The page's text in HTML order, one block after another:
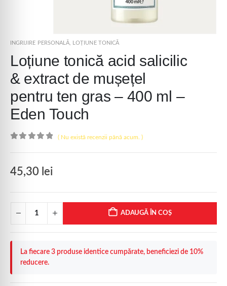
INGRIJIRE PERSONALĂ LOȚIUNE TONICĂ
Loțiune tonică acid salicilic
& extract de mușețel
pentru ten gras – 400 ml –
Eden Touch
( Nu există recenzii până acum. )
45,30 lei
ADAUGĂ ÎN COȘ
La fiecare 3 produse identice cumpărate, beneficiezi de 10%
reducere.